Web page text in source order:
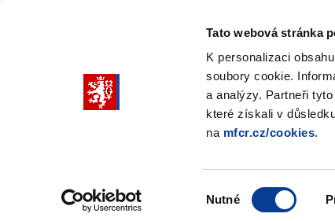
Tato webová stránka
K personalizaci
soubory cookie.
a analýzy. Partneři
které získali v
na mfcr.cz/cookies.
Nutné
submenu
Podpora z